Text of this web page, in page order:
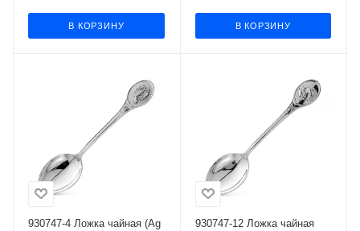
В КОРЗИНУ В КОРЗИНУ
930747-4 Ложка чайная (Ag
930747-12 Ложка чайная